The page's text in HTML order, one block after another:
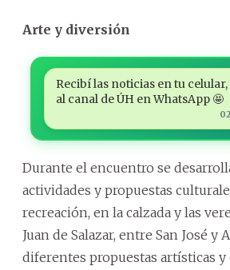
Arte y diversión
Recibí las noticias en tu
al canal de ÚH en WhatsApp 🤩
Durante el encuentro se
actividades y propuestas
recreación, en la calzada y las
Juan de Salazar, entre San José y
diferentes propuestas artísticas y